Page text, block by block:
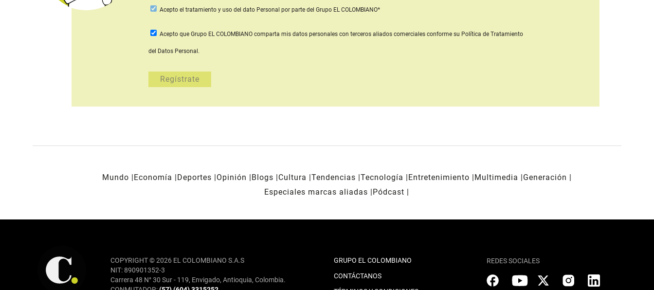
Aceptoel tratamiento y uso del dato Personal por parte del Grupo EL COLOMBIANO*
Acepto que Grupo EL COLOMBIANO comparta mis datos personales con terceros aliados comercialesconforme su Política de Tratamiento
del Datos Personal.
Mundo Economía Deportes Opinión Blogs Cultura Tendencias Tecnología Entretenimiento Multimedia
Generación
Especiales marcas aliadas
Pódcast
COPYRIGHT © 2026 EL COLOMBIANO S.A.S
NIT: 890901352-3
Carrera 48 N° 30 Sur - 119, Envigado, Antioquia, Colombia.
GRUPO EL COLOMBIANO
CONTÁCTANOS
REDES SOCIALES